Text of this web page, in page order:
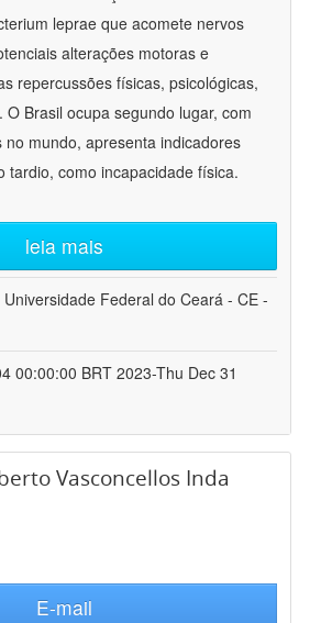
leprae que acomete nervos
alterações motoras e
repercussões físicas, psicológicas,
O Brasil ocupa segundo lugar, com
no mundo, apresenta indicadores
tardio, como incapacidade física.
leia mais
Universidade Federal do Ceará - CE -
00:00:00 BRT 2023-Thu Dec 31
Vasconcellos Inda
E-mail